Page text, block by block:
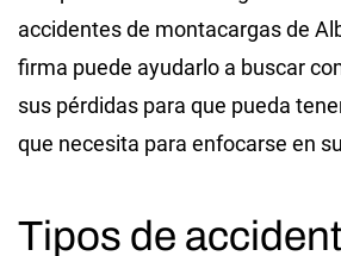
accidentes de montacargas de
firma puede ayudarlo a buscar
sus pérdidas para que pueda
que necesita para enfocarse en
Tipos de